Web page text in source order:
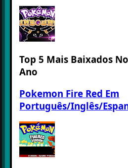
Top 5 Mais Baixados
Ano
Pokemon Fire Red Em
Português/Inglês/